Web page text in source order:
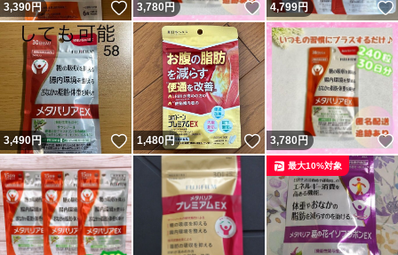
3,390円 いいね！
3,780円 いいね！
4,799円
3,490円 いいね！
1,480円 いいね！
3,780円
最大10%対象